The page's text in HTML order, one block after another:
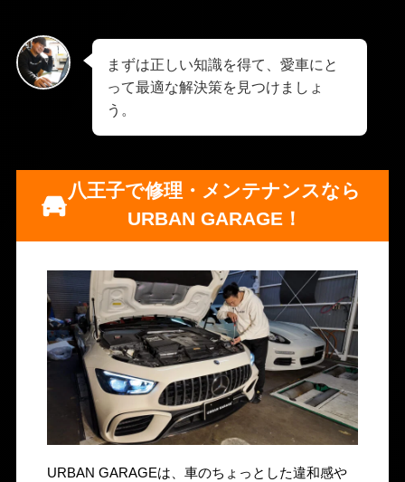
まずは正しい知識を得て、愛車にと
って最適な解決策を見つけましょ
う。
八王子で修理・メンテナンスなら
URBAN GARAGE！
URBAN GARAGEは、車のちょっとした違和感や